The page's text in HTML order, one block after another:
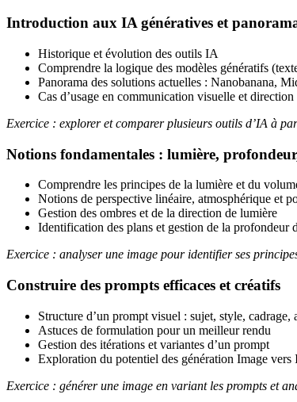
Introduction aux IA génératives et
Historique et évolution des outils IA
Comprendre la logique des modèles génératifs
Panorama des solutions actuelles : Nanobanana,
Cas d’usage en communication visuelle et
Exercice : explorer et comparer plusieurs outils d’IA à
Notions fondamentales : lumière,
Comprendre les principes de la lumière et du
Notions de perspective linéaire, atmosphérique et
Gestion des ombres et de la direction de lumière
Identification des plans et gestion de la profondeur
Exercice : analyser une image pour identifier ses
Construire des prompts efficaces et créatifs
Structure d’un prompt visuel : sujet, style, cadrage,
Astuces de formulation pour un meilleur rendu
Gestion des itérations et variantes d’un prompt
Exploration du potentiel des génération Image
Exercice : générer une image en variant les prompts et